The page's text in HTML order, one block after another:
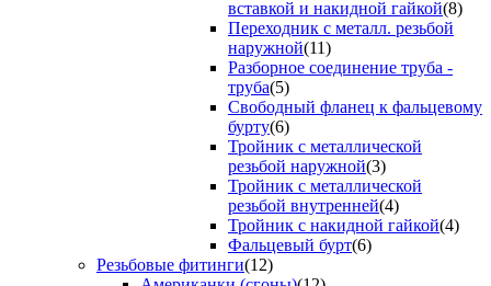
вставкой и накидной гайкой(8)
Переходник с металл. резьбой
наружной(11)
Разборное соединение труба -
труба(5)
Свободный фланец к фальцевому
бурту(6)
Тройник с металлической
резьбой наружной(3)
Тройник с металлической
резьбой внутренней(4)
Тройник с накидной гайкой(4)
Фальцевый бурт(6)
Резьбовые фитинги(12)